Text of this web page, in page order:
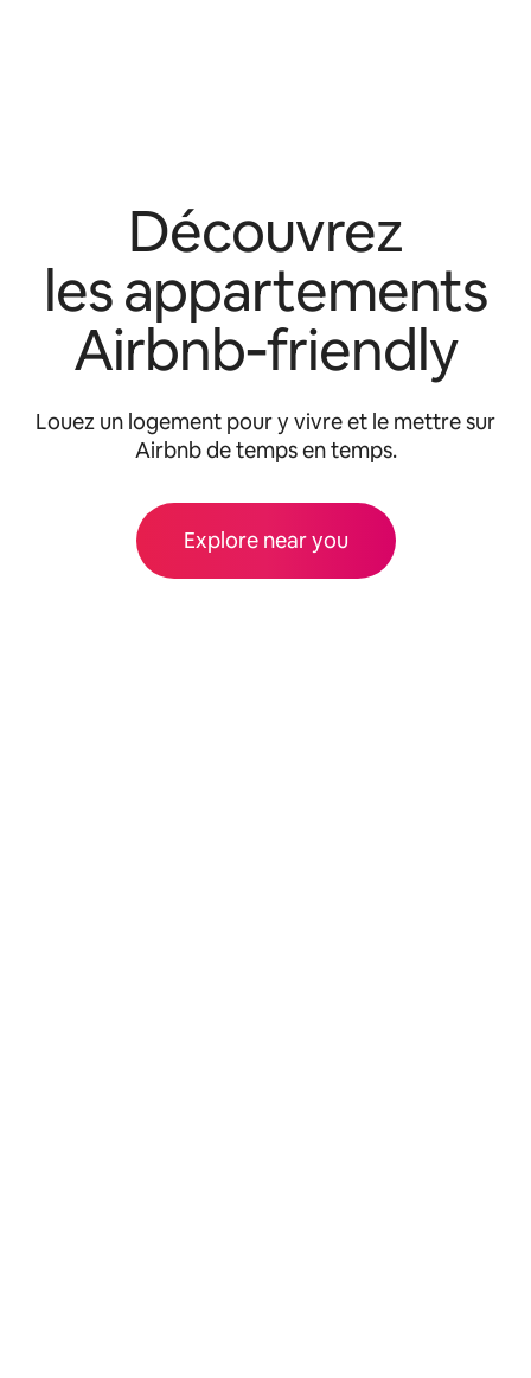
Découvrez
les appartements
Airbnb‑friendly
Louez un logement pour y vivre et le mettre sur
Airbnb de temps en temps.
Explore near you